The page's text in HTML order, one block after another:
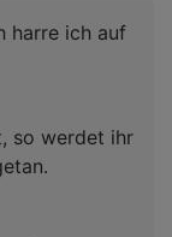
harre ich auf
so werdet ihr